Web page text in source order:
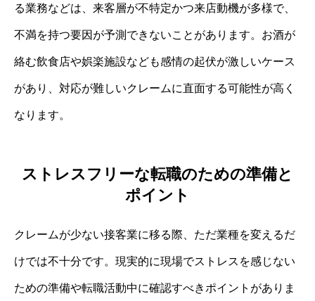
る業務などは、来客層が不特定かつ来店動機が多様で、
不満を持つ要因が予測できないことがあります。お酒が
絡む飲食店や娯楽施設なども感情の起伏が激しいケース
があり、対応が難しいクレームに直面する可能性が高く
なります。
ストレスフリーな転職のための準備と
ポイント
クレームが少ない接客業に移る際、ただ業種を変えるだ
けでは不十分です。現実的に現場でストレスを感じない
ための準備や転職活動中に確認すべきポイントがありま